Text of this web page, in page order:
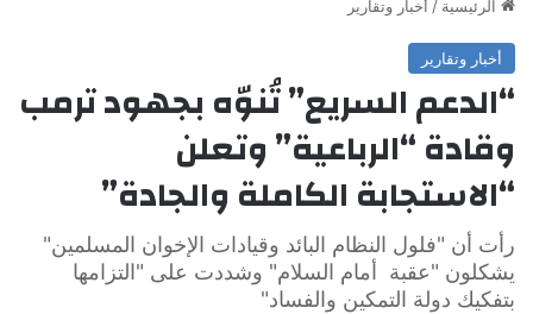
الرئيسية / أخبار وتقارير
أخبار وتقارير
“الدعم السريع” تُنوّه بجهود ترمب
وقادة “الرباعية” وتعلن
“الاستجابة الكاملة والجادة”
رأت أن "فلول النظام البائد وقيادات الإخوان المسلمين"
يشكلون "عقبة أمام السلام" وشددت على "التزامها
بتفكيك دولة التمكين والفساد"